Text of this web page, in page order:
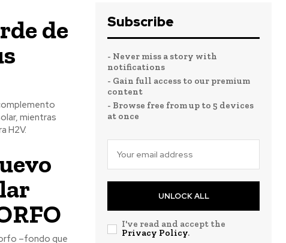
de
mientras
H2V.
–fondo que
Subscribe
- Never miss a story with
notifications
- Gain full access to our premium
content
- Browse free from up to 5 devices
at once
UNLOCK ALL
I've read and accept the
Privacy Policy.